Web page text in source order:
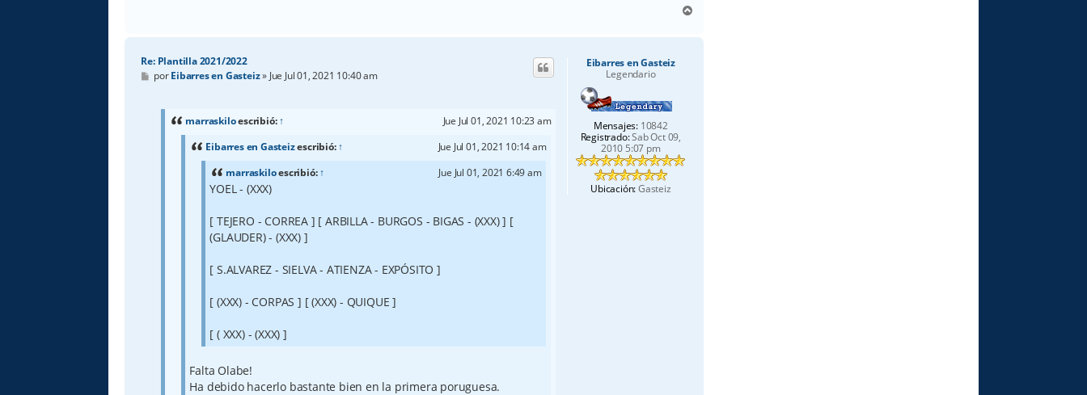
r
Eibarres en Gasteiz
Legendario
Mensajes: 10842
Registrado:Sab Oct 09,
2010 5:07 pm
Ubicación:Gasteiz
Re: Plantilla 2021/2022
M
e
porEibarres en Gasteiz» Jue Jul 01, 2021 10:40 am
marraskiloescribió:↑
Jue Jul 01, 2021 10:23 am
Eibarres en Gasteizescribió:↑
Jue Jul 01, 2021 10:14 am
marraskiloescribió:↑ Jue Jul 01, 2021 6:49 am
YOEL - (XXX)
[ TEJERO - CORREA ] [ ARBILLA - BURGOS - BIGAS - (XXX) ] [
(GLAUDER) - (XXX) ]
[ S.ALVAREZ - SIELVA - ATIENZA - EXPÓSITO ]
[ (XXX) - CORPAS ] [ (XXX) - QUIQUE ]
[ ( XXX) - (XXX) ]
Falta Olabe!
Ha debido hacerlo bastante bien en la primera poruguesa.